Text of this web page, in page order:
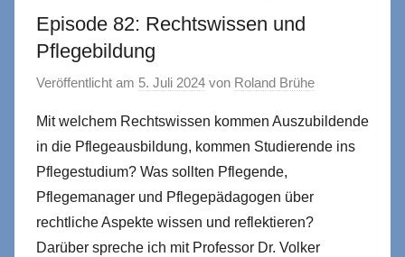
Episode 82: Rechtswissen und
Pflegebildung
Veröffentlicht am 5. Juli 2024 von Roland Brühe
Mit welchem Rechtswissen kommen Auszubildende
in die Pflegeausbildung, kommen Studierende ins
Pflegestudium? Was sollten Pflegende,
Pflegemanager und Pflegepädagogen über
rechtliche Aspekte wissen und reflektieren?
Darüber spreche ich mit Professor Dr. Volker